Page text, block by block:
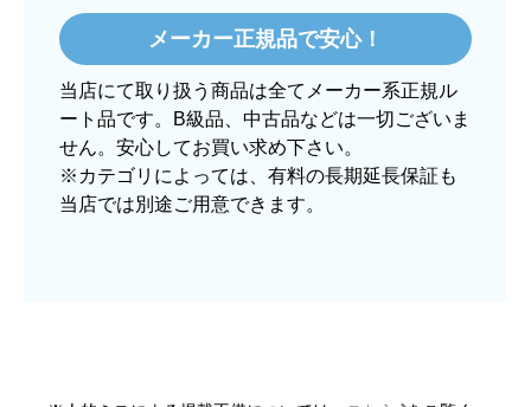
2025年12月24日 21:44
欲しい商品をスムーズに注文できましたか？
はい
ショップからの連絡や対応は適切でしたか？
はい
予定の期日までに商品が届きましたか？
メーカー正規品で安心！
当店にて取り扱う商品は全てメーカー系正規ル
ート品です。B級品、中古品などは一切ございま
せん。安心してお買い求め下さい。
※カテゴリによっては、有料の長期延長保証も
当店では別途ご用意できます。